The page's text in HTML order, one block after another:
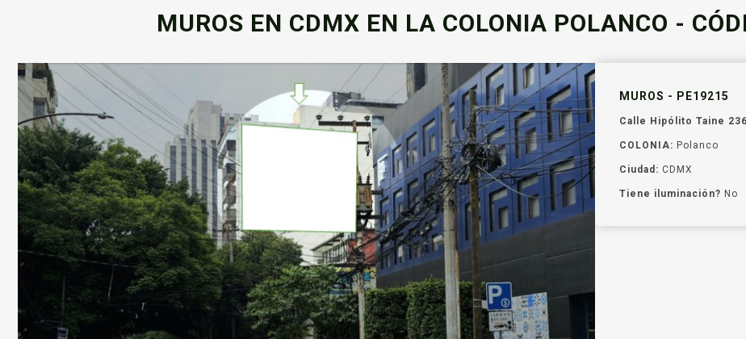
MUROS EN CDMX EN LA COLONIA POLANCO -
MUROS - PE19215
Calle Hipólito Taine
COLONIA: Polanco
Ciudad: CDMX
Tiene iluminación? No